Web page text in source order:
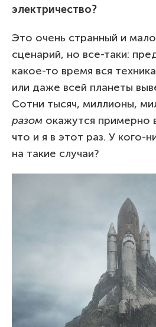
электричество?
Это очень странный и
сценарий, но все-таки:
какое-то время вся
или даже всей планеты
Сотни тысяч, миллионы,
разом окажутся примерно
что и я в этот раз. У кого-
на такие случаи?